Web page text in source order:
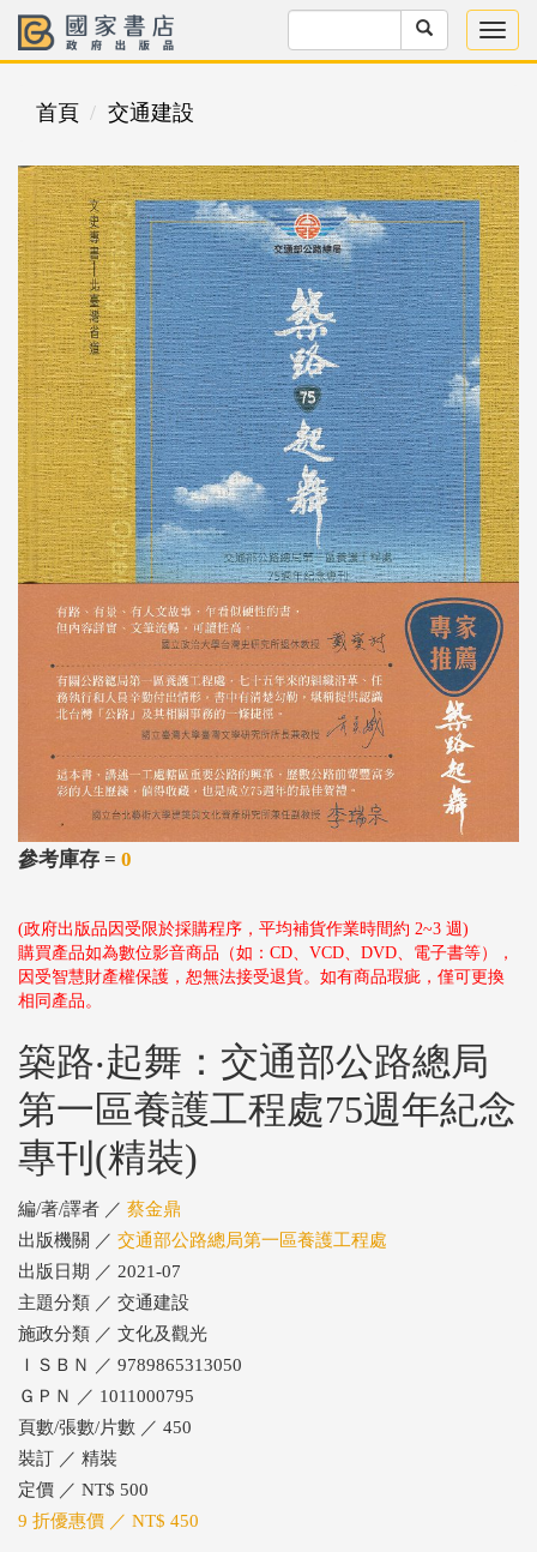
首頁 交通建設
參考庫存 = 0
(政府出版品因受限於採購程序，平均補貨作業時間約 2~3 週)
購買產品如為數位影音商品（如：CD、VCD、DVD、電子書等），
因受智慧財產權保護，恕無法接受退貨。如有商品瑕疵，僅可更換
相同產品。
築路‧起舞：交通部公路總局
第一區養護工程處75週年紀念
專刊(精裝)
編/著/譯者 ／ 蔡金鼎
出版機關 ／ 交通部公路總局第一區養護工程處
出版日期 ／ 2021-07
主題分類 ／ 交通建設
施政分類 ／ 文化及觀光
ＩＳＢＮ ／ 9789865313050
ＧＰＮ ／ 1011000795
頁數/張數/片數 ／ 450
裝訂 ／ 精裝
定價 ／ NT$ 500
9 折優惠價 ／ NT$ 450